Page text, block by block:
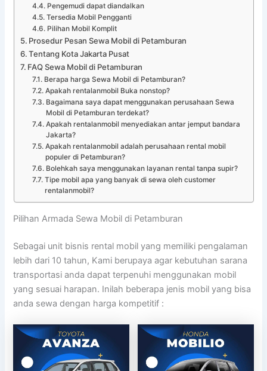
Pengemudi dapat diandalkan
Tersedia Mobil Pengganti
Pilihan Mobil Komplit
Prosedur Pesan Sewa Mobil di Petamburan
Tentang Kota Jakarta Pusat
FAQ Sewa Mobil di Petamburan
Berapa harga Sewa Mobil di Petamburan?
Apakah rentalanmobil Buka nonstop?
Bagaimana saya dapat menggunakan perusahaan Sewa
Mobil di Petamburan terdekat?
Apakah rentalanmobil menyediakan antar jemput bandara
Jakarta?
Apakah rentalanmobil adalah perusahaan rental mobil
populer di Petamburan?
Bolehkah saya menggunakan layanan rental tanpa supir?
Tipe mobil apa yang banyak di sewa oleh customer
rentalanmobil?
Pilihan Armada Sewa Mobil di Petamburan
Sebagai unit bisnis rental mobil yang memiliki pengalaman
lebih dari 10 tahun, Kami berupaya agar kebutuhan sarana
transportasi anda dapat terpenuhi menggunakan mobil
yang sesuai harapan. Inilah beberapa jenis mobil yang bisa
anda sewa dengan harga kompetitif :